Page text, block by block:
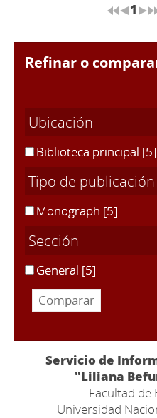
1
refinar o
Ubicación
Biblioteca principal [5]
Tipo de publicación
Monograph [5]
Sección
General [5]
Servicio de
"Liliana
Facultad de
Universidad